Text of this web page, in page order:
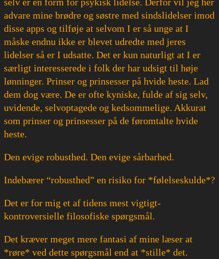
advare mine brødre og søstre med sindslidelser imod
disse apps og tilføje at selvom I er så unge at I
måske endnu ikke er blevet udredte med jeres
lidelser så er I udsatte. Det er kun naturligt at I er
særligt interesserede i folk der har udsigt til høje
lønninger. Prinser og prinsesser på hvide heste. Lad
dem dog være. De er ofte kyniske, fulde af sig selv,
uvidende, selvoptagede og kedsommelige. Akkurat
som prinser og prinsesser på de føromtalte hvide
heste.
Den evige robusthed. Den evige sårbarhed.
Indebærer “robusthed” en risiko for *følelseskulde*?
Det er for mig et af tidens mest vigtigt-
kontroversielle filosofiske spørgsmål.
Det kræver meget mere fantasi af mine læser at
*røre* ved dette spørgsmål end at *stille* det.